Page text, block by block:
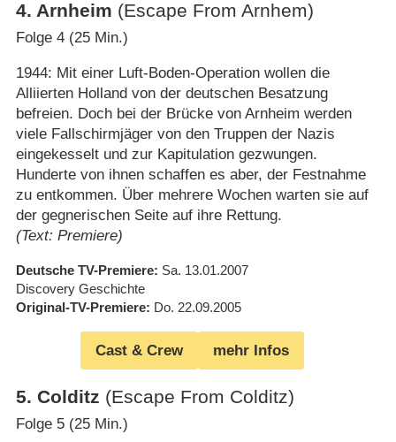
4. Arnheim (Escape From Arnhem)
Folge 4 (25 Min.)
1944: Mit einer Luft-Boden-Operation wollen die
Alliierten Holland von der deutschen Besatzung
befreien. Doch bei der Brücke von Arnheim werden
viele Fallschirmjäger von den Truppen der Nazis
eingekesselt und zur Kapitulation gezwungen.
Hunderte von ihnen schaffen es aber, der Festnahme
zu entkommen. Über mehrere Wochen warten sie auf
der gegnerischen Seite auf ihre Rettung.
(Text: Premiere)
Deutsche TV-Premiere Sa. 13.01.2007
Discovery Geschichte
Original-TV-Premiere Do. 22.09.2005
Cast & Crew mehr Infos
5. Colditz (Escape From Colditz)
Folge 5 (25 Min.)